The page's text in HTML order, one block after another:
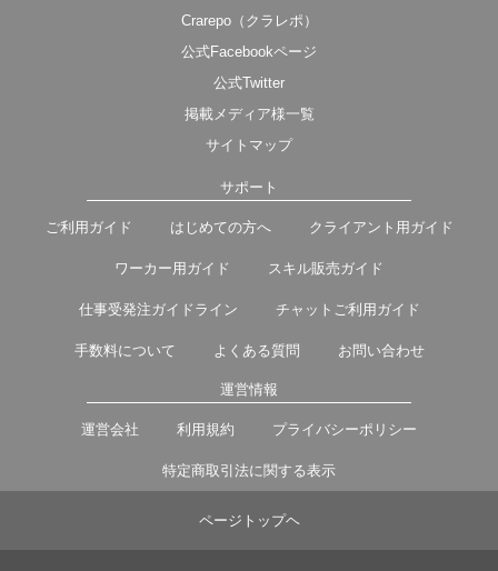
Crarepo（クラレポ）
公式Facebookページ
公式Twitter
掲載メディア様一覧
サイトマップ
サポート
ご利用ガイド はじめての方へ クライアント用ガイド
ワーカー用ガイド スキル販売ガイド
仕事受発注ガイドライン チャットご利用ガイド
手数料について よくある質問 お問い合わせ
運営情報
運営会社 利用規約 プライバシーポリシー
特定商取引法に関する表示
ページトップヘ